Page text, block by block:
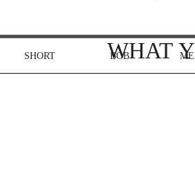
SHORT BOB